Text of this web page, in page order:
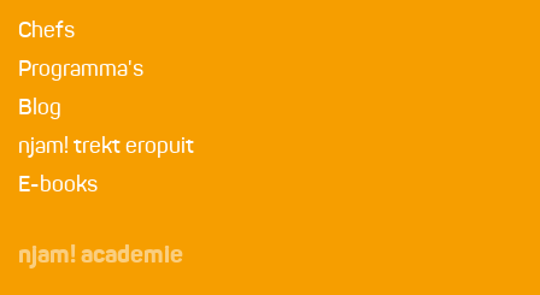
Chefs
Programma's
Blog
njam! trekt eropuit
E-books
njam! academie